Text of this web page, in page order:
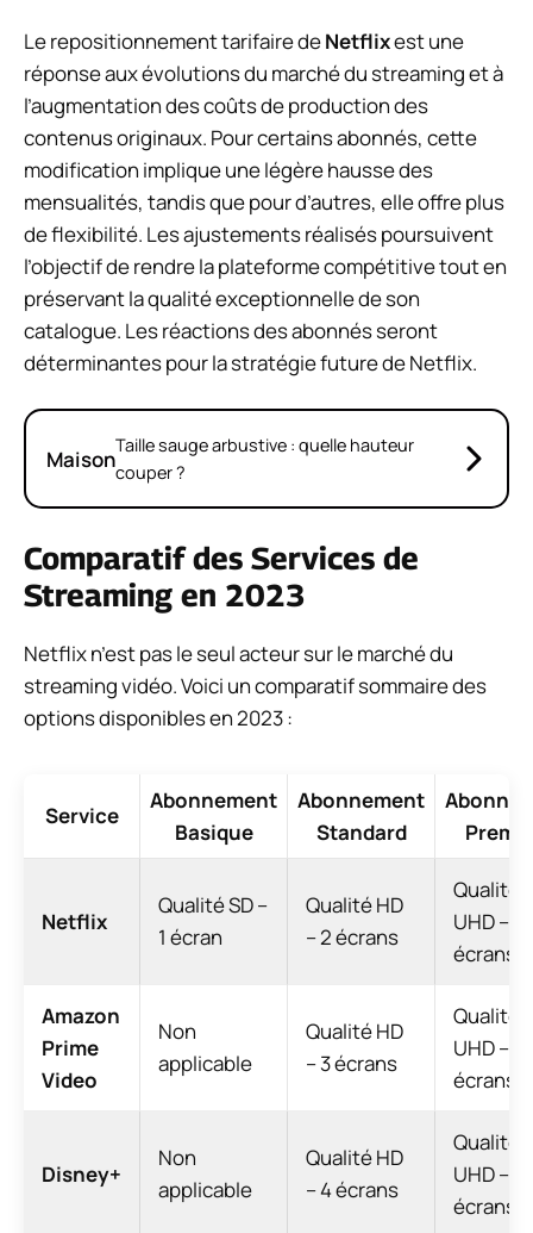
Le repositionnement tarifaire deNetflixest une
réponse aux évolutions du marché du streaming et à
l’augmentation des coûts de production des
contenus originaux. Pour certains abonnés, cette
modification implique une légère hausse des
mensualités, tandis que pour d’autres, elle offre plus
de flexibilité. Les ajustements réalisés poursuivent
l’objectif de rendre la plateforme compétitive tout en
préservant la qualité exceptionnelle de son
catalogue. Les réactions des abonnés seront
déterminantes pour la stratégie future de Netflix.
MaisonTaille sauge arbustive : quelle hauteur
couper ?
Comparatif des Services de
Streaming en 2023
Netflix n’est pas le seul acteur sur le marché du
streaming vidéo. Voici un comparatif sommaire des
options disponibles en 2023 :
Service
Abonnement
Basique
Abonnement
Standard
Netflix
Qualité SD –
1 écran
Qualité HD
– 2 écrans
Qualité
UHD – 4
écrans
Amazon
Prime
Video
Non
applicable
Qualité HD
– 3 écrans
Qualité
UHD – 3
écrans
Disney+
Non
applicable
Qualité HD
– 4 écrans
Qualité
UHD – 4
écrans